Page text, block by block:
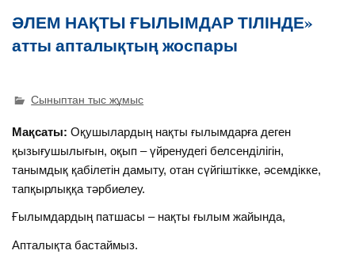
ӘЛЕМ НАҚТЫ ҒЫЛЫМДАР ТІЛІНДЕ»
атты апталықтың жоспары
Сыныптан тыс жұмыс
Мақсаты:Оқушылардың нақты ғылымдарға деген
қызығушылығын, оқып – үйренудегі белсенділігін,
танымдық қабілетін дамыту, отан сүйгіштікке, әсемдікке,
тапқырлыққа тәрбиелеу.
Ғылымдардың патшасы – нақты ғылым жайында,
Апталықта бастаймыз.